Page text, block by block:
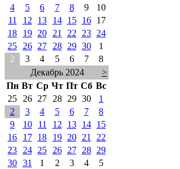
4
5 6 7 8 9
10
11
12 13 14 15 16
17
18
19 20 21 22 23
24
25
26 27 28 29 30
1
2
3 4 5 6 7
8
Декабрь 2024
>
Пн Вт Ср Чт Пт Сб Вс
25
26 27 28 29 30
1
2
3 4 5 6 7
8
9
10 11 12 13 14
15
16
17 18 19 20 21
22
23
24 25 26 27 28
29
30 31 1 2 3 4 5